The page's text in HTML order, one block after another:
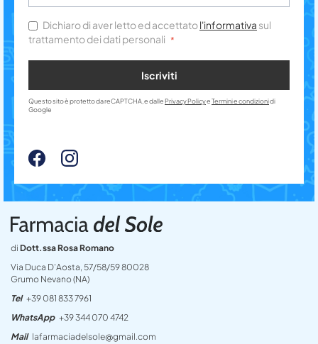
di Dott.ssa Rosa Romano
Via Duca D’Aosta, 57/58/59 80028
Grumo Nevano (NA)
Tel +39 081 833 7961
WhatsApp +39 344 070 4742
Mail lafarmaciadelsole@gmail.com
Dichiaro di aver letto ed accettatol'informativa sul
trattamento dei dati personali
Iscriviti
Questo sito è protetto da reCAPTCHA, e dalle Privacy PolicyeTermini e condizionidi
Google